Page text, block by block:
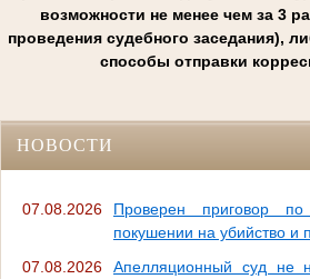
возможности не менее чем за 3
проведения судебного заседания),
способы отправки
НОВОСТИ
07.08.2026
Проверен приговор
покушении на убийство и
07.08.2026
Апелляционный суд не